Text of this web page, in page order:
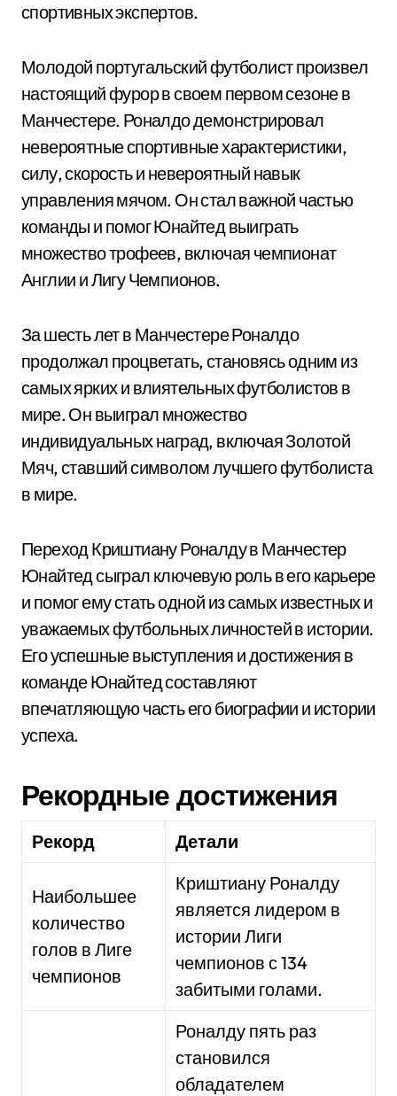
спортивных экспертов.
Молодой португальский футболист произвел
настоящий фурор в своем первом сезоне в
Манчестере. Роналдо демонстрировал
невероятные спортивные характеристики,
силу, скорость и невероятный навык
управления мячом. Он стал важной частью
команды и помог Юнайтед выиграть
множество трофеев, включая чемпионат
Англии и Лигу Чемпионов.
За шесть лет в Манчестере Роналдо
продолжал процветать, становясь одним из
самых ярких и влиятельных футболистов в
мире. Он выиграл множество
индивидуальных наград, включая Золотой
Мяч, ставший символом лучшего футболиста
в мире.
Переход Криштиану Роналду в Манчестер
Юнайтед сыграл ключевую роль в его карьере
и помог ему стать одной из самых известных и
уважаемых футбольных личностей в истории.
Его успешные выступления и достижения в
команде Юнайтед составляют
впечатляющую часть его биографии и истории
успеха.
Рекордные достижения
Рекорд Детали
Наибольшее
количество
голов в Лиге
чемпионов
Криштиану Роналду
является лидером в
истории Лиги
чемпионов с 134
забитыми голами.
Роналду пять раз
становился
обладателем